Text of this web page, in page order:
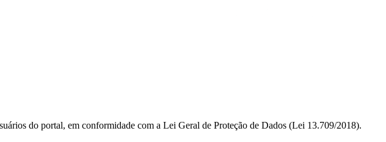
do portal, em conformidade com a Lei Geral de Proteção de Dados (Lei 13.709/2018).